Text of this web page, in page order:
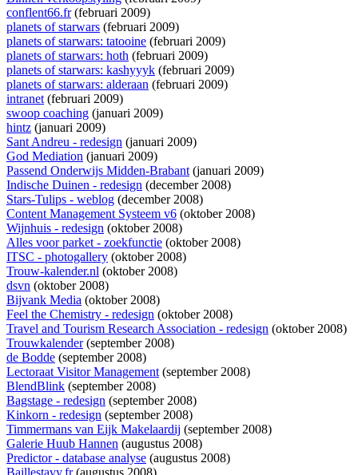
conflent66.fr(februari 2009)
planets of starwars (februari 2009)
planets of starwars: tatooine (februari 2009)
planets of starwars: hoth (februari 2009)
planets of starwars: kashyyyk (februari 2009)
planets of starwars: alderaan (februari 2009)
intranet(februari 2009)
swoop coaching (januari 2009)
hintz (januari 2009)
Sant Andreu - redesign (januari 2009)
God Mediation (januari 2009)
Passend Onderwijs Midden-Brabant(januari 2009)
Indische Duinen - redesign (december 2008)
Stars-Tulips - weblog (december 2008)
Content Management Systeem v6 (oktober 2008)
Wijnhuis - redesign (oktober 2008)
Alles voor parket - zoekfunctie (oktober 2008)
ITSC - photogallery (oktober 2008)
Trouw-kalender.nl (oktober 2008)
dsvn (oktober 2008)
Bijvank Media (oktober 2008)
Feel the Chemistry - redesign (oktober 2008)
Travel and Tourism Research Association - redesign (oktober 2008)
Trouwkalender(september 2008)
de Bodde (september 2008)
Lectoraat Visitor Management(september 2008)
BlendBlink (september 2008)
Bagstage - redesign (september 2008)
Kinkorn - redesign (september 2008)
Timmermans van Eijk Makelaardij (september 2008)
Galerie Huub Hannen (augustus 2008)
Predictor - database analyse (augustus 2008)